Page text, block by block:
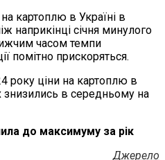
картоплю в Україні в
наприкінці січня минулого
часом темпи
помітно прискоряться.
року ціни на картоплю в
знизились в середньому на
до максимуму за рік
Джерело